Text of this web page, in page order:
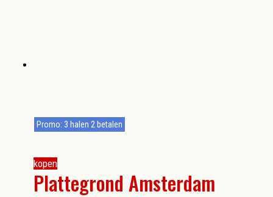
kopen
Plattegrond Amsterdam
Promo: 3 halen 2 betalen